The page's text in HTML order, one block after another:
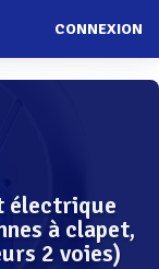
CONNEXION
électrique
à clapet,
2 voies)